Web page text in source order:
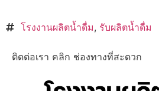
โรงงานผลิตน้ำดื่ม, รับผลิตน้ำดื่ม
ติดต่อเรา คลิก ช่องทางที่สะดวก